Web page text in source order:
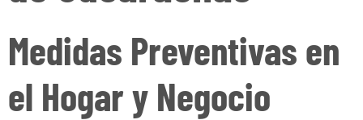
Medidas Preventivas en
el Hogar y Negocio